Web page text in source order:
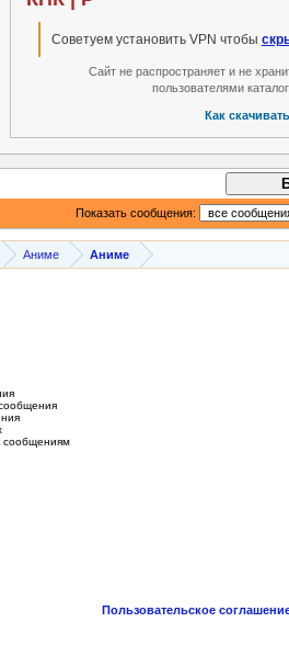
Советуем установить VPN чтобы
Сайт не распространяет и не
пользователями
Как
Показать сообщения:
Аниме Аниме
сообщениям
Пользовательское